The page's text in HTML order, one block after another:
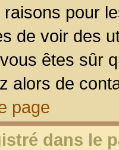
pour
de voir des
êtes sûr
alors de
page
dans le